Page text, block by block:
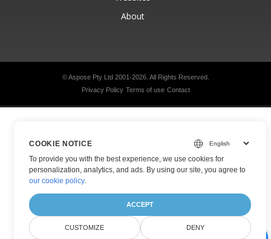
About
© Aspose Pty Ltd 2001-2026. All Rights Reserved.
Privacy Policy Terms of use Contact
COOKIE NOTICE
To provide you with the best experience, we use cookies for
personalization, analytics, and ads. By using our site, you agree to
our cookie policy.
ACCEPT
CUSTOMIZE DENY